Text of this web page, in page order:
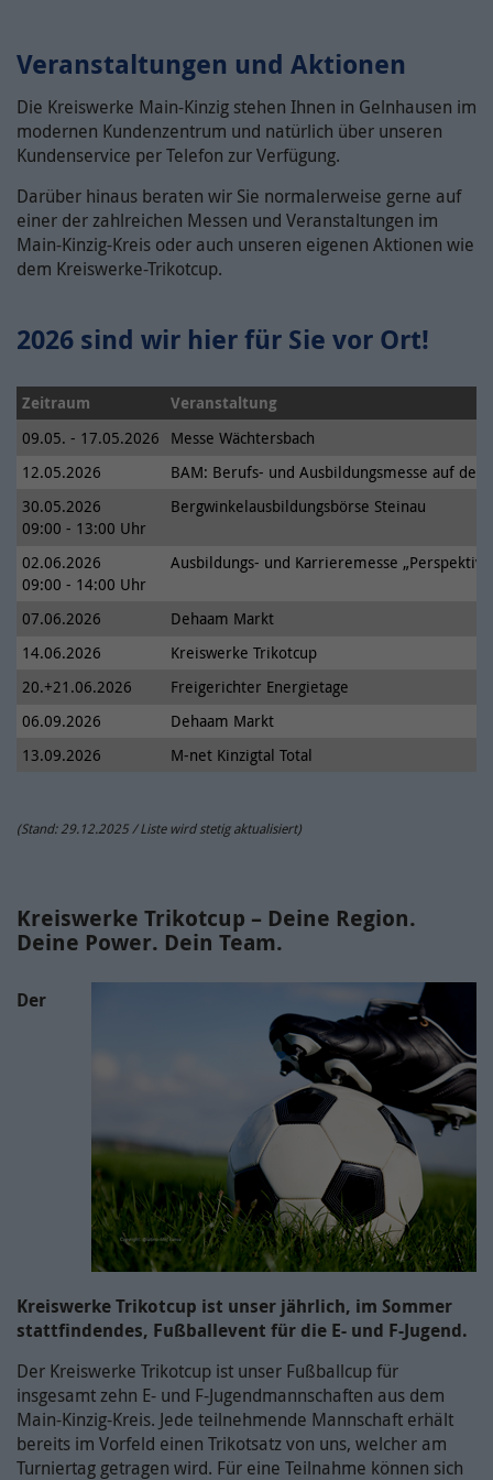
Veranstaltungen und Aktionen
Die Kreiswerke Main-Kinzig stehen Ihnen in Gelnhausen im
modernen Kundenzentrum und natürlich über unseren
Kundenservice per Telefon zur Verfügung.
Darüber hinaus beraten wir Sie normalerweise gerne auf
einer der zahlreichen Messen und Veranstaltungen im
Main-Kinzig-Kreis oder auch unseren eigenen Aktionen wie
dem Kreiswerke-Trikotcup.
2026 sind wir hier für Sie vor Ort!
Zeitraum
Veranstaltung
09.05. - 17.05.2026
Messe Wächtersbach
12.05.2026
BAM: Berufs- und Ausbildungsmesse auf der
30.05.2026
09:00 - 13:00 Uhr
Bergwinkelausbildungsbörse Steinau
02.06.2026
09:00 - 14:00 Uhr
Ausbildungs- und Karrieremesse
07.06.2026
Dehaam Markt
14.06.2026
Kreiswerke Trikotcup
20.+21.06.2026
Freigerichter Energietage
06.09.2026
Dehaam Markt
13.09.2026
M-net Kinzigtal Total
(Stand: 29.12.2025 / Liste wird stetig aktualisiert)
Kreiswerke Trikotcup – Deine Region.
Deine Power. Dein Team.
Der
Kreiswerke Trikotcup ist unser jährlich, im Sommer
stattfindendes, Fußballevent für die E- und F-Jugend.
Der Kreiswerke Trikotcup ist unser Fußballcup für
insgesamt zehn E- und F-Jugendmannschaften aus dem
Main-Kinzig-Kreis. Jede teilnehmende Mannschaft erhält
bereits im Vorfeld einen Trikotsatz von uns, welcher am
Turniertag getragen wird. Für eine Teilnahme können sich
Anbieter TYPO3 bzw. diese Website
Laufzeit 30 Tage
Zweck
Enthält die gewählten Opt-in-
Name /
Cookie-
onlimChat.chatwidget-{Widget-ID}-sender
Anbieter Onlim GmbH
Laufzeit 7 Tage
Zweck
Diese beinhaltet eine Referenz zum
Nutzer in unserem System.
Name /
Cookie-
Name(n)
msg
Anbieter Onlim GmbH
Zweck
Diese beinhaltet Information bezüglich
der Begrüßungsnachricht (z.B. ob der
Nutzer diese bereits gesehen oder
Name(n)
Zeitpunkt des letzten Besuches des
Name /
Name(n)
onlimChat.chatwidget-{Widget-ID}-
widgetInfo
Anbieter Onlim GmbH
Zweck
Beinhaltet grundlegende Information zur
Darstellung des Widgets, damit der
Nutzer diese nicht bei jedem Besuch neu
vom Server laden muss.
Zweck
bereitgestellter Webanalysedienst, der
unseren Website-Verkehr nachverfolgt
und analysiert. Er gibt Aufschluss darüber,
wie Nutzer mit unserer Website
interagieren, und hilft uns, unser
Publikum besser zu verstehen und unsere
Online-Präsenz und die Ausrichtung von
Anzeigen zu optimieren. Weitere
Nutzerdaten finden Sie in der
Datenschutzerklärung von Meta unter:
Cookie-
Name(n)
YouTube
Anbieter YouTube, LLC
Laufzeit 6 Monate
Wird verwendet, um YouTube-Inhalte zu
entsperren.
Nutzerdaten finden Sie in der
https://policies.google.com/privacy
Name /
Name(n)
OpenStreetMap / _osm_location
Anbieter OpenStreetMap Foundation
Laufzeit 10 Jahre
Wird verwendet, um OpenStreetMap-Inhalte zu
entsperren.
Nutzerdaten finden Sie in der
https://wiki.osmfoundation.org/wiki/Privacy_Policy
Ergänzende Information zu OpenStreetMap
erhalten Sie auch in unserer
kinzig.de/rechtlichesdatenschutz/datenschutz/
Name(n)
Anbieter
Google Ireland Limited, Gordon House, Barrow
Street, Dublin 4, Ireland
Laufzeit 6 Monate
Zweck
Wird zum Entsperren von Google Maps-Inhalten
verwendet.
Weitere Informationen zum Umgang von
Nutzerdaten finden Sie in der
Datenschutzerklärung von Google unter:
https://policies.google.com/privacy
Cookie-Informationen anzeigen